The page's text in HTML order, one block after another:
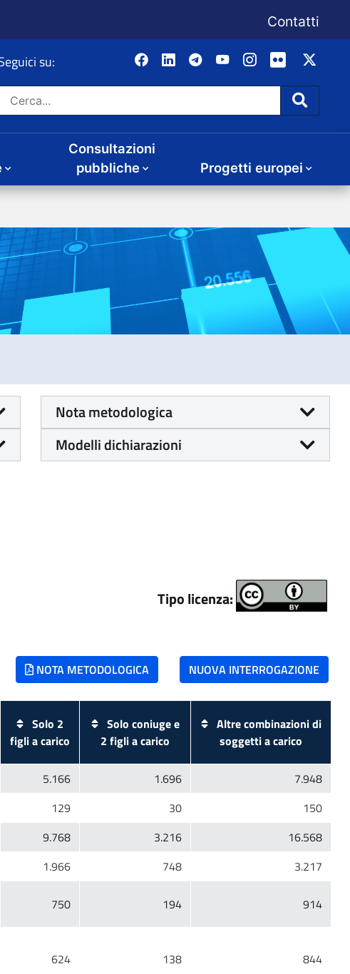
Consultazioni
Progetti europei
Nota metodologica
Modelli dichiarazioni
Tipo licenza:
NOTA METODOLOGICA
NUOVA INTERROGAZIONE
Solo 2 Solo coniuge e Altre combinazioni di